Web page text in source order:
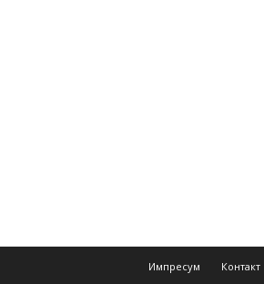
Импресум Контакт